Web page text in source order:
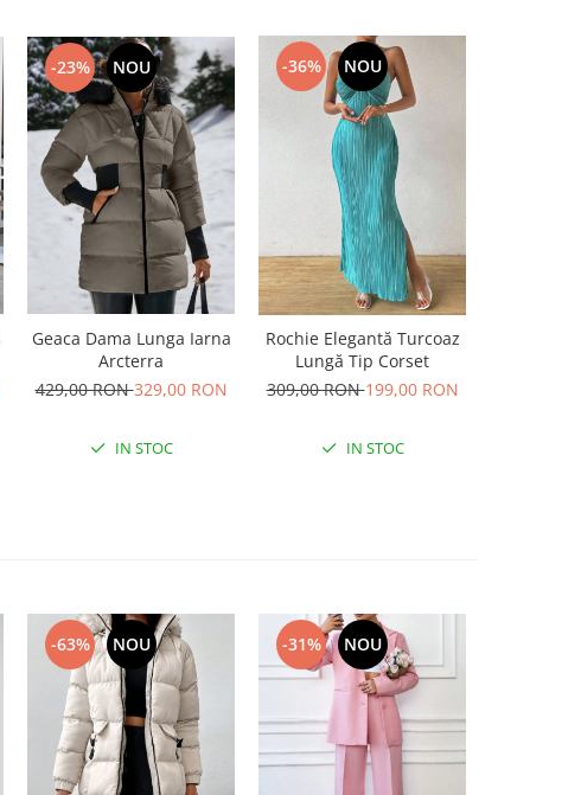
-23% NOU
Geaca Dama Lunga Iarna
Arcterra
429,00 RON329,00 RON
IN STOC
-36% NOU
Rochie Elegantă Turcoaz
Lungă Tip Corset
309,00 RON199,00 RON
IN STOC
-63% NOU -31% NOU